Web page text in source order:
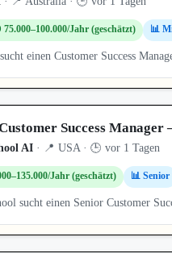
Jahr (geschätzt) 📊
einen Customer Success
Success
AI · 📍 USA · 🕒 vor 1 Tagen
Jahr (geschätzt) 📊 Senior
sucht einen Senior Customer